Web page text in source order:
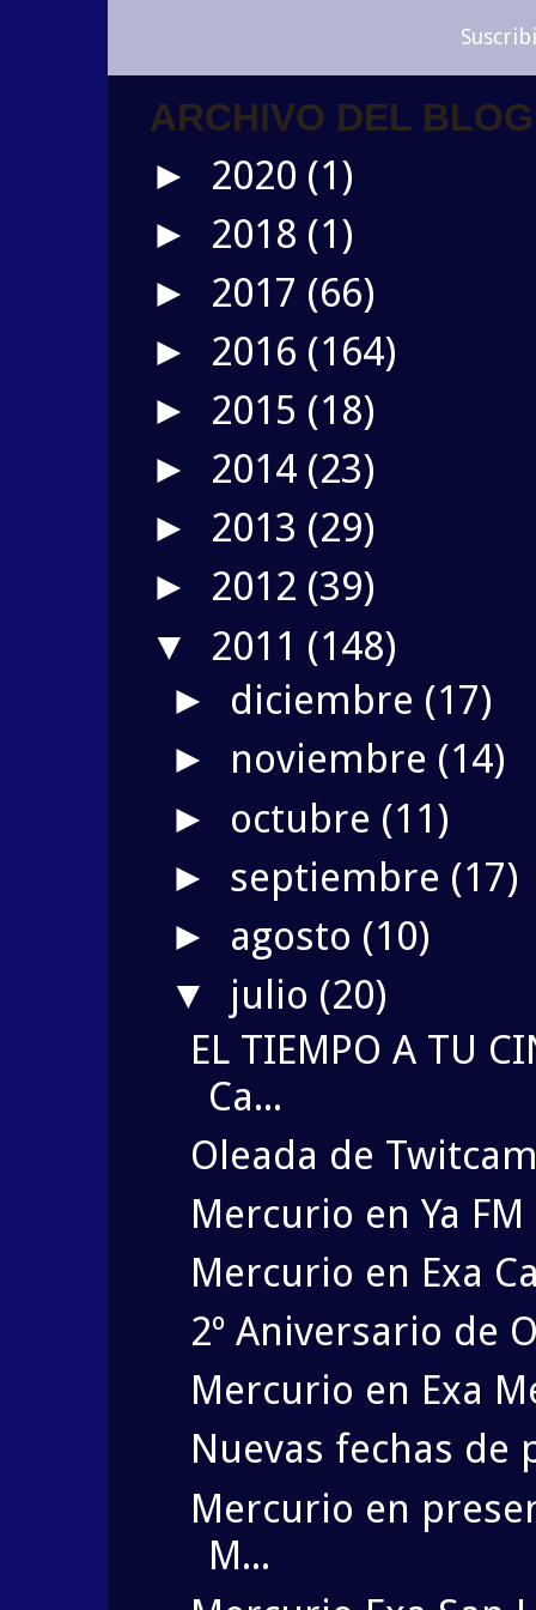
ARCHIVO DEL BLOG
► 2020 (1)
► 2018 (1)
► 2017 (66)
► 2016 (164)
► 2015 (18)
► 2014 (23)
► 2013 (29)
► 2012 (39)
▼ 2011 (148)
► diciembre (17)
► noviembre (14)
► octubre (11)
► septiembre (17)
► agosto (10)
▼ julio (20)
EL TIEMPO A TU
Ca...
Oleada de
Mercurio en Ya
Mercurio en Exa
2º Aniversario de
Mercurio en Exa
Nuevas fechas de
Mercurio en
M...